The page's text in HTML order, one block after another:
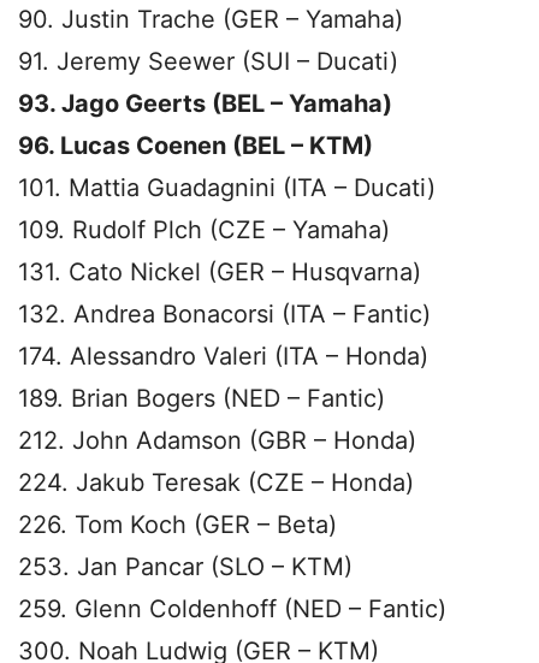
90. Justin Trache (GER – Yamaha)
91. Jeremy Seewer (SUI – Ducati)
93. Jago Geerts (BEL – Yamaha)
96. Lucas Coenen (BEL – KTM)
101. Mattia Guadagnini (ITA – Ducati)
109. Rudolf Plch (CZE – Yamaha)
131. Cato Nickel (GER – Husqvarna)
132. Andrea Bonacorsi (ITA – Fantic)
174. Alessandro Valeri (ITA – Honda)
189. Brian Bogers (NED – Fantic)
212. John Adamson (GBR – Honda)
224. Jakub Teresak (CZE – Honda)
226. Tom Koch (GER – Beta)
253. Jan Pancar (SLO – KTM)
259. Glenn Coldenhoff (NED – Fantic)
300. Noah Ludwig (GER – KTM)